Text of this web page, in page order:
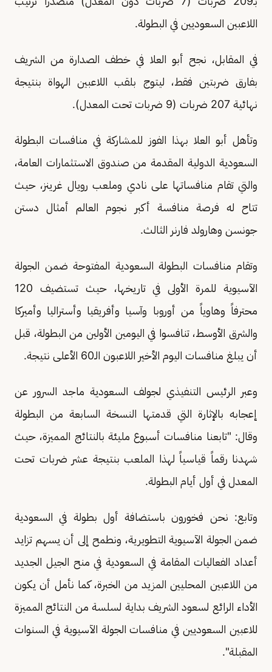
اللاعبين السعوديين في البطولة.
في المقابل، نجح أبو العلا في خطف الصدارة من الشريف
بفارق ضربتين فقط، ليتوج بلقب اللاعبين الهواة بنتيجة
نهائية 207 ضربات (9 ضربات تحت المعدل).
وتأهل أبو العلا بهذا الفوز للمشاركة في منافسات البطولة
السعودية الدولية المقدمة من صندوق الاستثمارات العامة،
والتي تقام منافساتها على نادي وملعب رويال غرينز، حيث
تتاح له فرصة منافسة أكبر نجوم العالم أمثال دستن
جونسن وهارولد فارنر الثالث.
وتقام منافسات البطولة السعودية المفتوحة ضمن الجولة
الآسيوية للمرة الأولى في تاريخها، حيث تستضيف 120
محترفاً وهاوياً من أوروبا وآسيا وأفريقيا وأستراليا وأميركا
والشرق الأوسط، تنافسوا في اليومين الأولين من البطولة، قبل
أن يبلغ منافسات اليوم الأخير اللاعبون الـ60 الأعلى نتيجة.
وعبر الرئيس التنفيذي لجولف السعودية ماجد السرور عن
إعجابه بالإثارة التي قدمتها النسخة السابعة من البطولة
وقال: "تابعنا منافسات أسبوع مليئة بالنتائج المميزة، حيث
شهدنا رقماً قياسياً لهذا الملعب بنتيجة عشر ضربات تحت
المعدل في أول أيام البطولة.
وتابع: نحن فخورون باستضافة أول بطولة في السعودية
ضمن الجولة الآسيوية التطويرية، ونطمح إلى أن يسهم تزايد
أعداد الفعاليات المقامة في السعودية في منح الجيل الجديد
من اللاعبين المحليين المزيد من الخبرة، كما نأمل أن يكون
الأداء الرائع لسعود الشريف بداية لسلسة من النتائج المميزة
للاعبين السعوديين في منافسات الجولة الآسيوية في السنوات
المقبلة".